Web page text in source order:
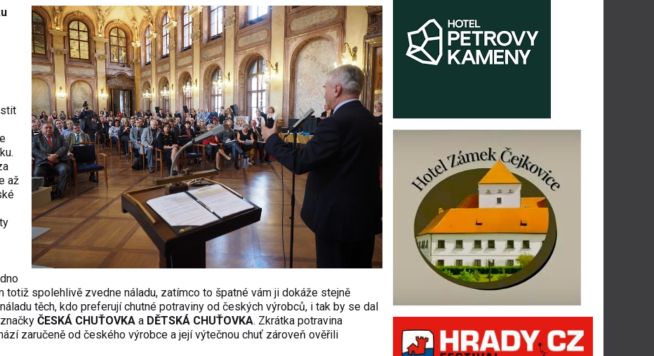
až
totiž spolehlivě zvedne náladu, zatímco to špatné vám ji dokáže stejně
těch, kdo preferují chutné potraviny od českých výrobců, i tak by se dal
ČESKÁ CHUŤOVKA a DĚTSKÁ CHUŤOVKA. Zkrátka potravina
zaručeně od českého výrobce a její výtečnou chuť zároveň ověřili